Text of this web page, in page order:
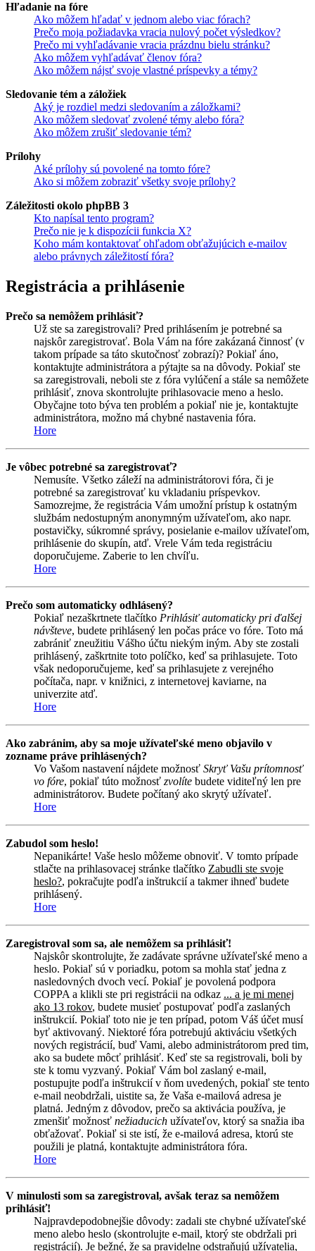
Hľadanie na fóre
Ako môžem hľadať v jednom alebo viac fórach?
Prečo moja požiadavka vracia nulový počet výsledkov?
Prečo mi vyhľadávanie vracia prázdnu bielu stránku?
Ako môžem vyhľadávať členov fóra?
Ako môžem nájsť svoje vlastné príspevky a témy?
Sledovanie tém a záložiek
Aký je rozdiel medzi sledovaním a záložkami?
Ako môžem sledovať zvolené témy alebo fóra?
Ako môžem zrušiť sledovanie tém?
Prílohy
Aké prílohy sú povolené na tomto fóre?
Ako si môžem zobraziť všetky svoje prílohy?
Záležitosti okolo phpBB 3
Kto napísal tento program?
Prečo nie je k dispozícii funkcia X?
Koho mám kontaktovať ohľadom obťažujúcich e-mailov
alebo právnych záležitostí fóra?
Registrácia a prihlásenie
Prečo sa nemôžem prihlásiť?
Už ste sa zaregistrovali? Pred prihlásením je potrebné sa
najskôr zaregistrovať. Bola Vám na fóre zakázaná činnosť (v
takom prípade sa táto skutočnosť zobrazí)? Pokiaľ áno,
kontaktujte administrátora a pýtajte sa na dôvody. Pokiaľ ste
sa zaregistrovali, neboli ste z fóra vylúčení a stále sa nemôžete
prihlásiť, znova skontrolujte prihlasovacie meno a heslo.
Obyčajne toto býva ten problém a pokiaľ nie je, kontaktujte
administrátora, možno má chybné nastavenia fóra.
Hore
Je vôbec potrebné sa zaregistrovať?
Nemusíte. Všetko záleží na administrátorovi fóra, či je
potrebné sa zaregistrovať ku vkladaniu príspevkov.
Samozrejme, že registrácia Vám umožní prístup k ostatným
službám nedostupným anonymným užívateľom, ako napr.
postavičky, súkromné správy, posielanie e-mailov užívateľom,
prihlásenie do skupín, atď. Vrele Vám teda registráciu
doporučujeme. Zaberie to len chvíľu.
Hore
Prečo som automaticky odhlásený?
Pokiaľ nezaškrtnete tlačítko Prihlásiť automaticky pri ďalšej
návšteve, budete prihlásený len počas práce vo fóre. Toto má
zabrániť zneužitiu Vášho účtu niekým iným. Aby ste zostali
prihlásený, zaškrtnite toto políčko, keď sa prihlasujete. Toto
však nedoporučujeme, keď sa prihlasujete z verejného
počítača, napr. v knižnici, z internetovej kaviarne, na
univerzite atď.
Hore
Ako zabránim, aby sa moje užívateľské meno objavilo v
zozname práve prihlásených?
Vo Vašom nastavení nájdete možnosť Skryť Vašu prítomnosť
vo fóre, pokiaľ túto možnosť zvolíte budete viditeľný len pre
administrátorov. Budete počítaný ako skrytý užívateľ.
Hore
Zabudol som heslo!
Nepanikárte! Vaše heslo môžeme obnoviť. V tomto prípade
stlačte na prihlasovacej stránke tlačítko Zabudli ste svoje
heslo?, pokračujte podľa inštrukcií a takmer ihneď budete
prihlásený.
Hore
Zaregistroval som sa, ale nemôžem sa prihlásiť!
Najskôr skontrolujte, že zadávate správne užívateľské meno a
heslo. Pokiaľ sú v poriadku, potom sa mohla stať jedna z
nasledovných dvoch vecí. Pokiaľ je povolená podpora
COPPA a klikli ste pri registrácii na odkaz ... a je mi menej
ako 13 rokov, budete musieť postupovať podľa zaslaných
inštrukcií. Pokiaľ toto nie je ten prípad, potom Váš účet musí
byť aktivovaný. Niektoré fóra potrebujú aktiváciu všetkých
nových registrácií, buď Vami, alebo administrátorom pred tim,
ako sa budete môcť prihlásiť. Keď ste sa registrovali, boli by
ste k tomu vyzvaný. Pokiaľ Vám bol zaslaný e-mail,
postupujte podľa inštrukcií v ňom uvedených, pokiaľ ste tento
e-mail neobdržali, uistite sa, že Vaša e-mailová adresa je
platná. Jedným z dôvodov, prečo sa aktivácia používa, je
zmenšiť možnosť nežiaducich užívateľov, ktorý sa snažia iba
obťažovať. Pokiaľ si ste istí, že e-mailová adresa, ktorú ste
použili je platná, kontaktujte administrátora fóra.
Hore
V minulosti som sa zaregistroval, avšak teraz sa nemôžem
prihlásiť!
Najpravdepodobnejšie dôvody: zadali ste chybné užívateľské
meno alebo heslo (skontrolujte e-mail, ktorý ste obdržali pri
registrácií). Je bežné, že sa pravidelne odstraňujú užívatelia,